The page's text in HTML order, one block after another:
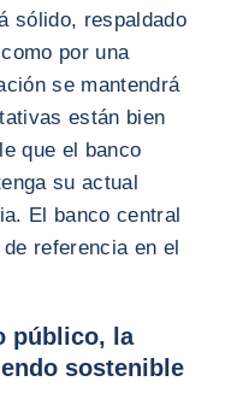
sólido, respaldado
por una
se mantendrá
están bien
que el banco
su actual
El banco central
referencia en el
público, la
sostenible